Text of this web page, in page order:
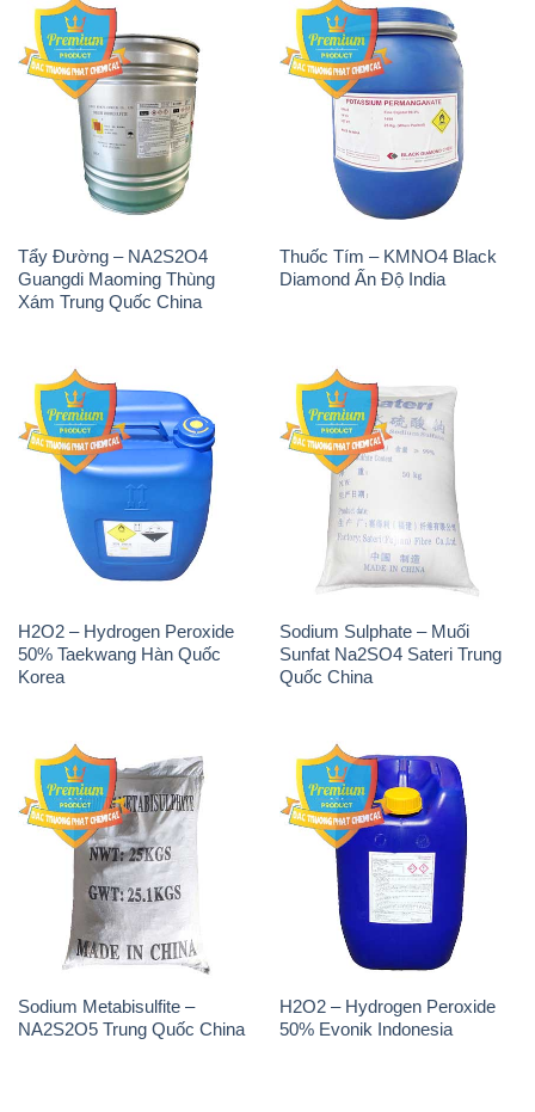
Tẩy Đường – NA2S2O4
Guangdi Maoming Thùng
Xám Trung Quốc China
Thuốc Tím – KMNO4 Black
Diamond Ấn Độ India
H2O2 – Hydrogen Peroxide
50% Taekwang Hàn Quốc
Korea
Sodium Sulphate – Muối
Sunfat Na2SO4 Sateri Trung
Quốc China
Sodium Metabisulfite –
NA2S2O5 Trung Quốc China
H2O2 – Hydrogen Peroxide
50% Evonik Indonesia